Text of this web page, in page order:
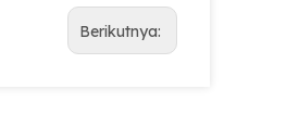
Berikutnya: